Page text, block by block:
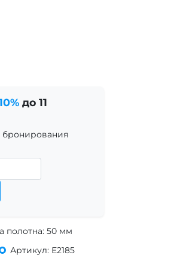
до 11
полотна: 50 мм
Артикул: Е2185